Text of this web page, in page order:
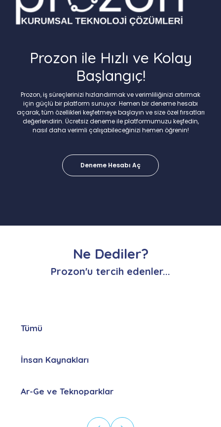
Prozon ile Hızlı ve Kolay
Başlangıç!
Prozon, iş süreçlerinizi hızlandırmak ve verimliliğinizi artırmak
için güçlü bir platform sunuyor. Hemen bir deneme hesabı
açarak, tüm özellikleri keşfetmeye başlayın ve size özel fırsatları
değerlendirin. Ücretsiz deneme ile platformumuzu keşfedin,
nasıl daha verimli çalışabileceğinizi hemen öğrenin!
Deneme Hesabı Aç
Ne Dediler?
Prozon'u tercih edenler...
Tümü
İnsan Kaynakları
Ar-Ge ve Teknoparklar